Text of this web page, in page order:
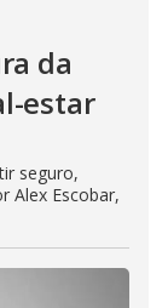
da
estar
seguro,
Alex Escobar,